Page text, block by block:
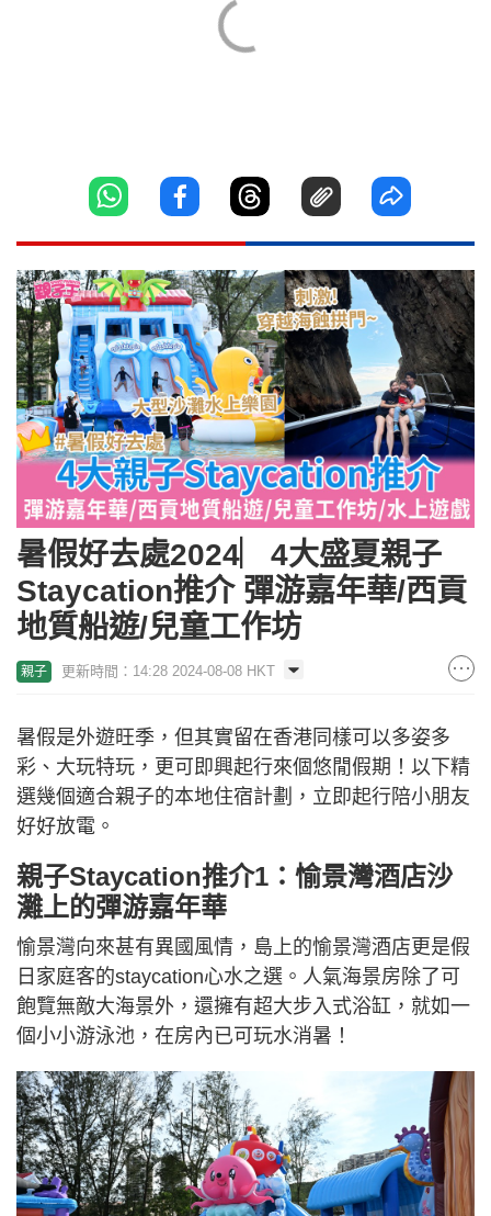
暑假好去處2024︳4大盛夏親子
Staycation推介 彈游嘉年華/西貢
地質船遊/兒童工作坊
親子 更新時間：14:28 2024-08-08 HKT
暑假是外遊旺季，但其實留在香港同樣可以多姿多
彩、大玩特玩，更可即興起行來個悠閒假期！以下精
選幾個適合親子的本地住宿計劃，立即起行陪小朋友
好好放電。
親子Staycation推介1：愉景灣酒店沙
灘上的彈游嘉年華
愉景灣向來甚有異國風情，島上的愉景灣酒店更是假
日家庭客的staycation心水之選。人氣海景房除了可
飽覽無敵大海景外，還擁有超大步入式浴缸，就如一
個小小游泳池，在房內已可玩水消暑！